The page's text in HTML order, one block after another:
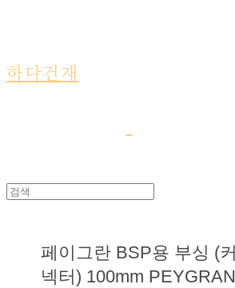
하다건재
페이그란 BSP용 부싱 (커
넥터) 100mm PEYGRAN